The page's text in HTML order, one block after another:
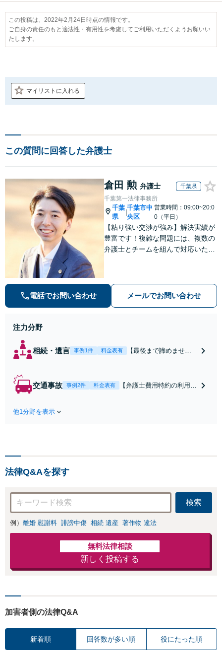
この投稿は、2022年2月24日時点の情報です。
ご自身の責任のもと適法性・有用性を考慮してご利用いただくようお願いい
たします。
マイリストに入れる
この質問に回答した弁護士
倉田 勲 弁護士 千葉県
千葉第一法律事務所
千葉
県
千葉市中
央区
営業時間：09:00~20:0
0（平日）
【粘り強い交渉が強み】解決実績が
豊富です！複雑な問題には、複数の
弁護士とチームを組んで対応いたし
気軽にご相談ください。
電話でお問い合わせ メールでお問い合わせ
注力分野
相続・遺言 事例1件 料金表有
【最後まで諦めませ
合意してしまう前にご
交通事故 事例2件 料金表有
【弁護士費用特約の利用＆
は損をしてしまうかもしれ
他1分野を表示
法律Q&Aを探す
検索
例） 離婚 慰謝料 誹謗中傷 相続 遺産 著作物 違法
無料法律相談
新しく投稿する
加害者側の法律Q&A
新着順 回答数が多い順 役にたった順